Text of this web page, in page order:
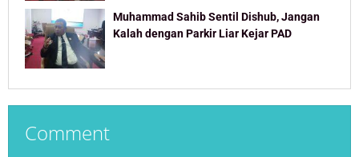
Muhammad Sahib Sentil Dishub, Jangan
Kalah dengan Parkir Liar Kejar PAD
Comment